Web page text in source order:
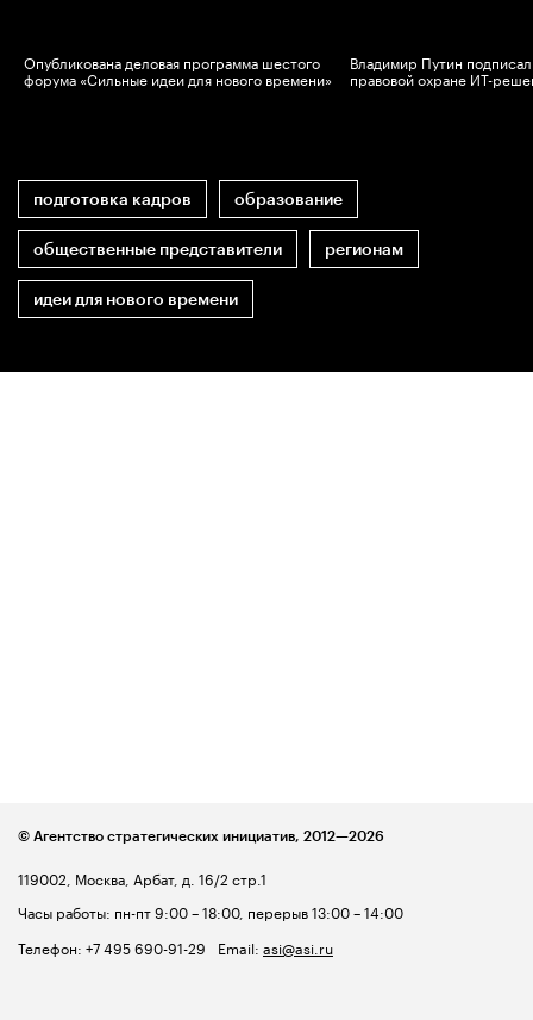
Опубликована деловая программа шестого
форума «Сильные идеи для нового времени»
Владимир Путин
правовой охране ИТ-
подготовка кадров образование
общественные представители регионам
идеи для нового времени
119002, Москва, Арбат, д. 16/2 стр.1
Часы работы: пн-пт 9:00 – 18:00, перерыв 13:00 – 14:00
Телефон: +7 495 690-91-29 Email: asi@asi.ru
© Агентство стратегических инициатив, 2012—2026